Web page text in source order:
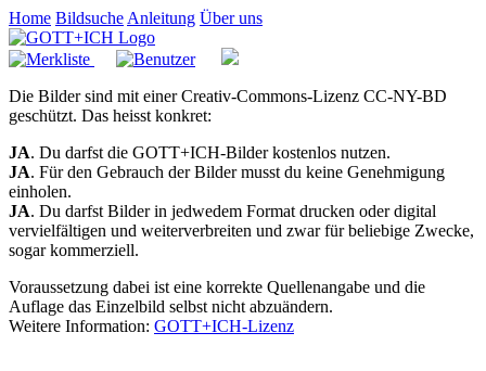
Home Bildsuche Anleitung Über uns
Die Bilder sind mit einer Creativ-Commons-Lizenz CC-NY-BD
geschützt. Das heisst konkret:
JA. Du darfst die GOTT+ICH-Bilder kostenlos nutzen.
JA. Für den Gebrauch der Bilder musst du keine Genehmigung
einholen.
JA. Du darfst Bilder in jedwedem Format drucken oder digital
vervielfältigen und weiterverbreiten und zwar für beliebige Zwecke,
sogar kommerziell.
Voraussetzung dabei ist eine korrekte Quellenangabe und die
Auflage das Einzelbild selbst nicht abzuändern.
Weitere Information: GOTT+ICH-Lizenz